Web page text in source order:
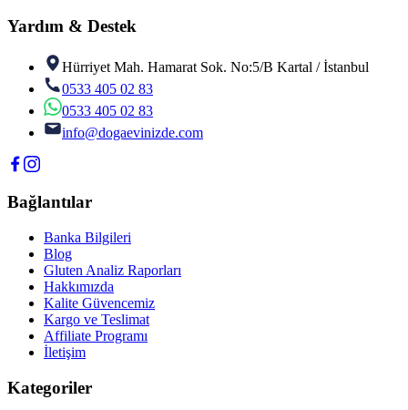
Yardım & Destek
Hürriyet Mah. Hamarat Sok. No:5/B Kartal / İstanbul
0533 405 02 83
0533 405 02 83
info@dogaevinizde.com
Bağlantılar
Banka Bilgileri
Blog
Gluten Analiz Raporları
Hakkımızda
Kalite Güvencemiz
Kargo ve Teslimat
Affiliate Programı
İletişim
Kategoriler